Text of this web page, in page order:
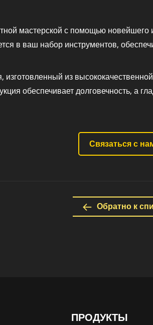
мастерской с помощью
в ваш набор инструментов,
из
обеспечивает долговечность, а
Связаться с
Обратно к
ПРОДУКТЫ